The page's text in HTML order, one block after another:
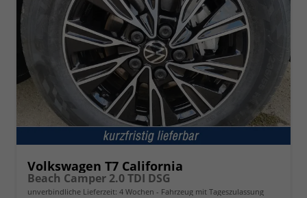
Volkswagen T7 California
Beach Camper 2.0 TDI DSG
unverbindliche Lieferzeit: 4 Wochen Fahrzeug mit Tageszulassung